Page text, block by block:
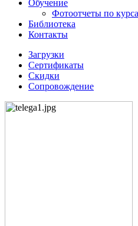
Обучение
Фотоотчеты по
Библиотека
Контакты
Загрузки
Сертификаты
Скидки
Сопровождение